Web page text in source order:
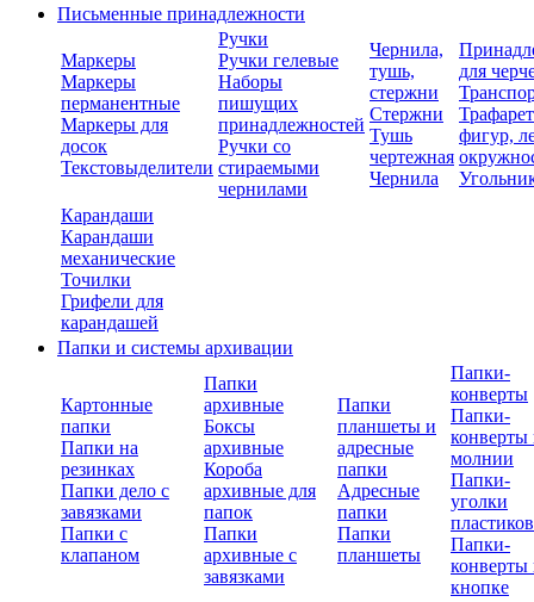
Письменные принадлежности
Маркеры
Маркеры
перманентные
Маркеры для
досок
Текстовыделители
Ручки
Ручки гелевые
Наборы
пишущих
принадлежностей
Ручки со
стираемыми
чернилами
Чернила,
тушь,
стержни
Стержни
Тушь
чертежная
Чернила
для
фигур,
Карандаши
Карандаши
механические
Точилки
Грифели для
карандашей
Папки и системы архивации
Картонные
папки
Папки на
резинках
Папки дело с
завязками
Папки с
клапаном
Папки
архивные
Боксы
архивные
Короба
архивные для
папок
Папки
архивные с
завязками
Папки
планшеты и
адресные
папки
Адресные
папки
Папки
планшеты
Папки-
конверты
Папки-
конверты
молнии
Папки-
уголки
Папки-
конверты
кнопке